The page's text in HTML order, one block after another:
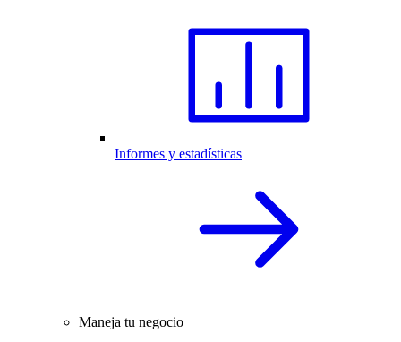
Informes y estadísticas
Maneja tu negocio